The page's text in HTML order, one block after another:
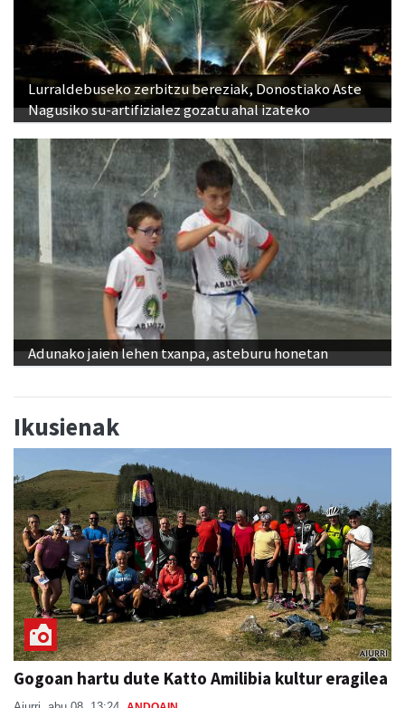
Lurraldebuseko zerbitzu bereziak, Donostiako Aste
Nagusiko su-artifizialez gozatu ahal izateko
Adunako jaien lehen txanpa, asteburu honetan
Ikusienak
Gogoan hartu dute Katto Amilibia kultur eragilea